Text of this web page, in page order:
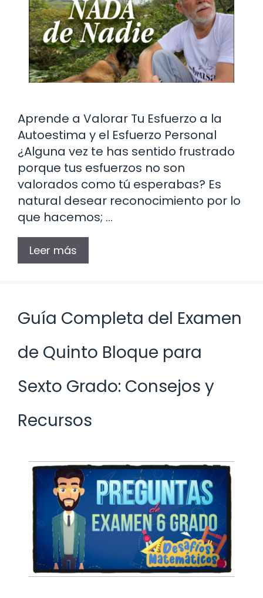
Aprende a Valorar Tu Esfuerzo a la
Autoestima y el Esfuerzo Personal
¿Alguna vez te has sentido frustrado
porque tus esfuerzos no son
valorados como tú esperabas? Es
natural desear reconocimiento por lo
que hacemos; …
Leer más
Guía Completa del Examen
de Quinto Bloque para
Sexto Grado: Consejos y
Recursos